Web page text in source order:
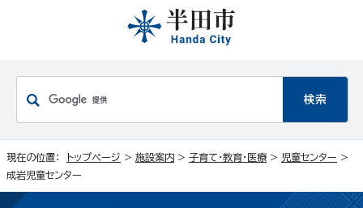
現在の位置： トップページ > 施設案内 > 子育て・教育・医療 > 児童センター >
成岩児童センター